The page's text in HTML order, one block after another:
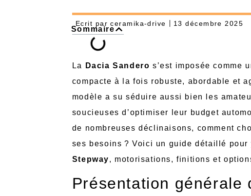
Ecrit par ceramika-drive 13 décembre 2025
Sommaire
La Dacia Sandero s’est imposée comme
compacte à la fois robuste, abordable et
modèle a su séduire aussi bien les
soucieuses d’optimiser leur budget
de nombreuses déclinaisons, comment
ses besoins ? Voici un guide détaillé
Stepway, motorisations, finitions et
Présentation générale